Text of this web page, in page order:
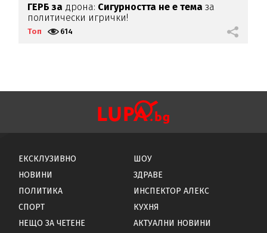
ГЕРБ за дрона: Сигурността не е темаза
политически игрички!
Топ 614
ЕКСКЛУЗИВНО
НОВИНИ
ПОЛИТИКА
СПОРТ
НЕЩО ЗА ЧЕТЕНЕ
ШОУ
ЗДРАВЕ
ИНСПЕКТОР АЛЕКС
КУХНЯ
АКТУАЛНИ НОВИНИ